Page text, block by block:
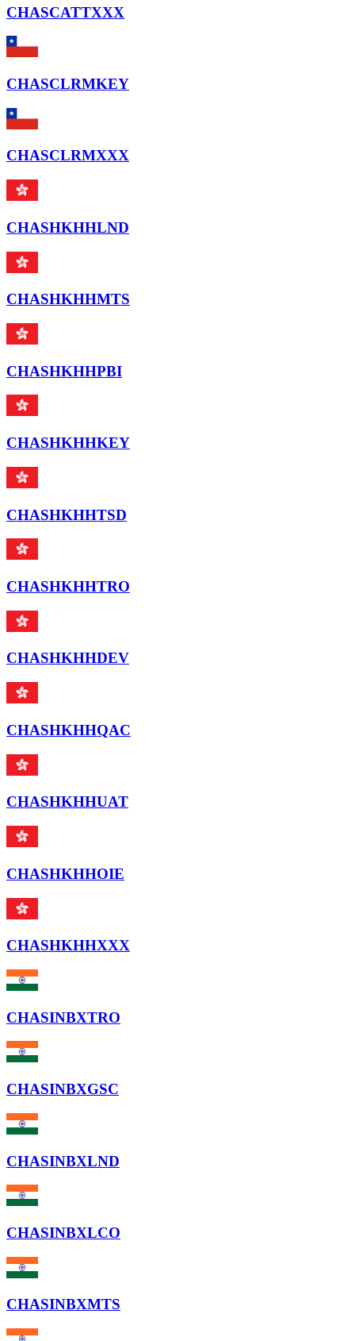
CHASCATTXXX
CHASCLRMKEY
CHASCLRMXXX
CHASHKHHLND
CHASHKHHMTS
CHASHKHHPBI
CHASHKHHKEY
CHASHKHHTSD
CHASHKHHTRO
CHASHKHHDEV
CHASHKHHQAC
CHASHKHHUAT
CHASHKHHOIE
CHASHKHHXXX
CHASINBXTRO
CHASINBXGSC
CHASINBXLND
CHASINBXLCO
CHASINBXMTS